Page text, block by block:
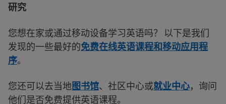
研究
您想在家或通过移动设备学习英语吗？ 以下是我们
发现的一些最好的免费在线英语课程和移动应用程
序。
您还可以去当地图书馆、社区中心或就业中心，询问
他们是否免费提供英语课程。